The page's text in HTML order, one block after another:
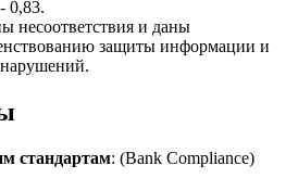
0,83.
несоответствия и даны
защиты информации и
стандартам: (Bank Compliance)